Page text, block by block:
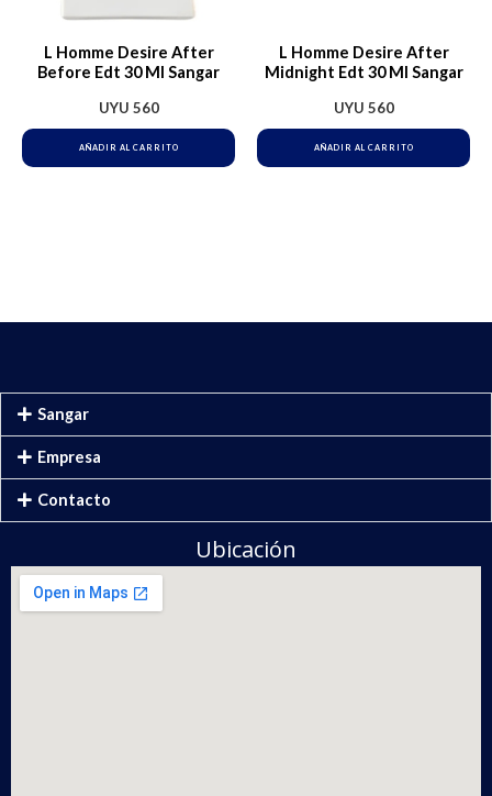
L Homme Desire After
Before Edt 30 Ml Sangar
UYU 560
AÑADIR AL CARRITO
L Homme Desire After
Midnight Edt 30 Ml Sangar
UYU 560
AÑADIR AL CARRITO
Sangar
Empresa
Contacto
Ubicación